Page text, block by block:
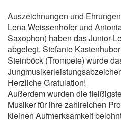
Auszeichnungen und Ehrungen
Lena Weissenhofer und
Saxophon) haben das Junior-
abgelegt. Stefanie
Steinböck (Trompete) wurde
Herzliche Gratulation!
Außerdem wurden die
Musiker für ihre zahlreichen
kleinen Aufmerksamkeit